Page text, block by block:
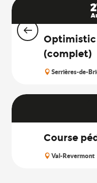
Optimistic
(complet)
Serrières-de-
Course
Val-Revermont